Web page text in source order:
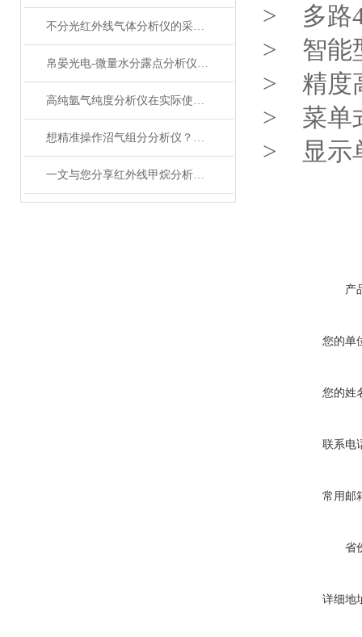
不分光红外线气体分析仪的采样方法介绍
帛晏光电-微量水分露点分析仪的测量方法
高纯氩气纯度分析仪在实际使用过程中的常见问题相应解决方法分享
想精准操作沼气组分分析仪？正确使用法在此揭秘！
一文与您分享红外线甲烷分析仪的常见问题相应解决方法
> 多路4
> 智能
> 精度
> 菜单
> 显示
产
您的单
您的姓
联系电
常用邮
省
详细地